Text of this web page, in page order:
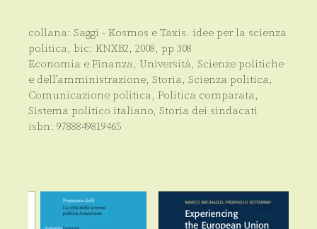
collana: Saggi - Kosmos e Taxis. idee per la scienza
politica, bic: KNXB2, 2008, pp 308
Economia e Finanza, Università, Scienze politiche
e dell’amministrazione, Storia, Scienza politica,
Comunicazione politica, Politica comparata,
Sistema politico italiano, Storia dei sindacati
isbn: 9788849819465